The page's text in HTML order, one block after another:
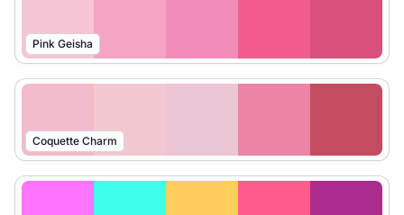
Pink Geisha
Coquette Charm